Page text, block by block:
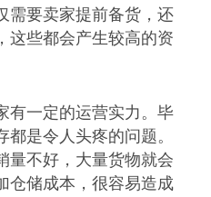
需要卖家提前备货，还
这些都会产生较高的资
有一定的运营实力。毕
都是令人 头疼的问题。
量不好，大量货物就会
仓储成本，很容易造成